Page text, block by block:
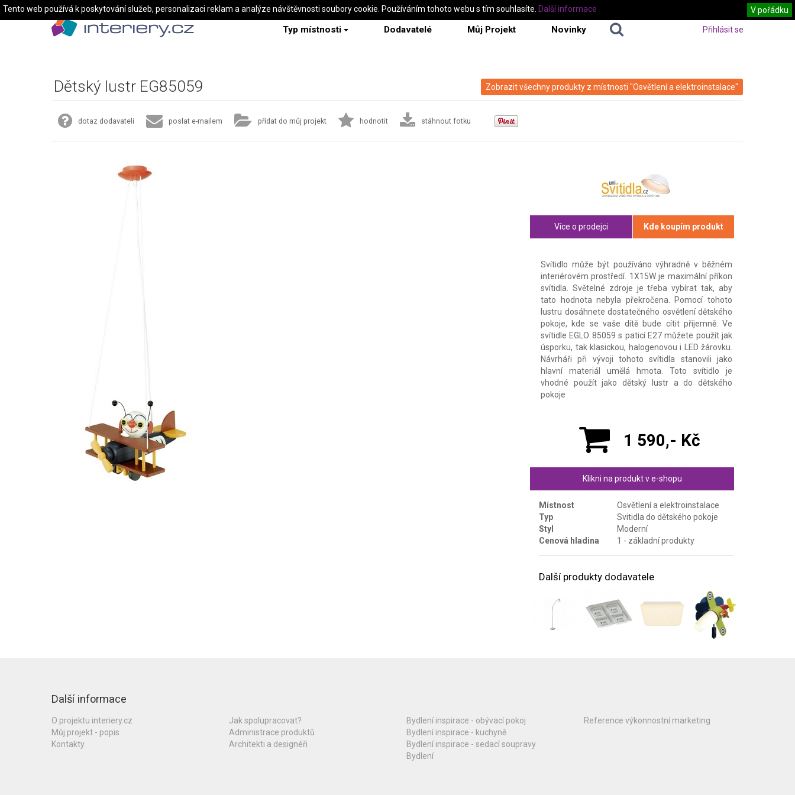
Typ místnosti Dodavatelé Můj Projekt Novinky Přihlásit se
Zobrazit všechny produkty z místnosti "Osvětlení a elektroinstalace"
Dětský lustr EG85059
dotaz dodavateli poslat e-mailem přidat do můj projekt hodnotit stáhnout fotku
Více o prodejci Kde koupím produkt
Svítidlo může být používáno výhradně v běžném
interiérovém prostředí. 1X15W je maximální příkon
svítidla. Světelné zdroje je třeba vybírat tak, aby
tato hodnota nebyla překročena. Pomocí tohoto
lustru dosáhnete dostatečného osvětlení dětského
pokoje, kde se vaše dítě bude cítit příjemně. Ve
svítidle EGLO 85059 s paticí E27 můžete použít jak
úsporku, tak klasickou, halogenovou i LED žárovku.
Návrháři při vývoji tohoto svítidla stanovili jako
hlavní materiál umělá hmota. Toto svítidlo je
vhodné použít jako dětský lustr a do dětského
pokoje
1 590,- Kč
Klikni na produkt v e-shopu
Místnost
Osvětlení a elektroinstalace
Typ
Svitidla do dětského pokoje
Styl
Moderní
Cenová hladina
1 - základní produkty
Další produkty dodavatele
Další informace
O projektu interiery.cz
Můj projekt - popis
Kontakty
Jak spolupracovat?
Administrace produktů
Architekti a designéři
Bydlení inspirace - obývací pokoj
Bydlení inspirace - kuchyně
Bydlení inspirace - sedací soupravy
Bydlení
Reference výkonnostní marketing
Tento web používá k poskytování služeb, personalizaci reklam a analýze návštěvnosti soubory cookie. Používáním tohoto webu s tím souhlasíte. V pořádku
Další informace